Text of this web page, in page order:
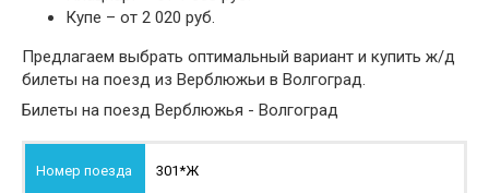
Купе – от 2 020 руб.
Предлагаем выбрать оптимальный вариант и купить ж/д
билеты на поезд из Верблюжьи в Волгоград.
Билеты на поезд Верблюжья - Волгоград
301*Ж